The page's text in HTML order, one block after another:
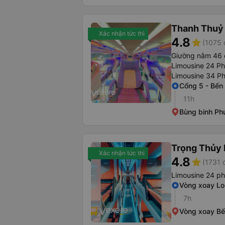
Xác nhận tức thì Thanh Thuỷ
4.8star (1075
Giường nằm 46
Limousine 24
Limousine 34
Cổng 5 -
11h
Bùng binh
Xác nhận tức thì Trọng Thủy
4.8star (1731
Limousine 24
Vòng xoay
7h
Vòng xoay